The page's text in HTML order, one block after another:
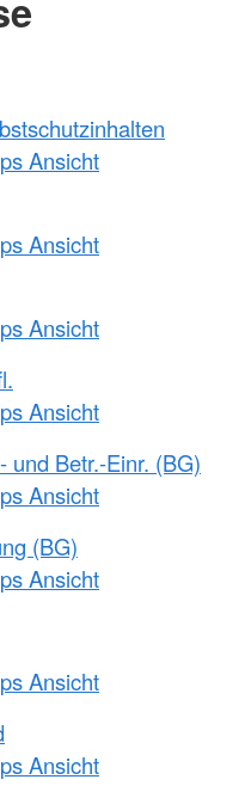
Ansicht
Ansicht
Ansicht
Ansicht
und Betr.-Einr. (BG)
Ansicht
(BG)
Ansicht
Ansicht
Ansicht